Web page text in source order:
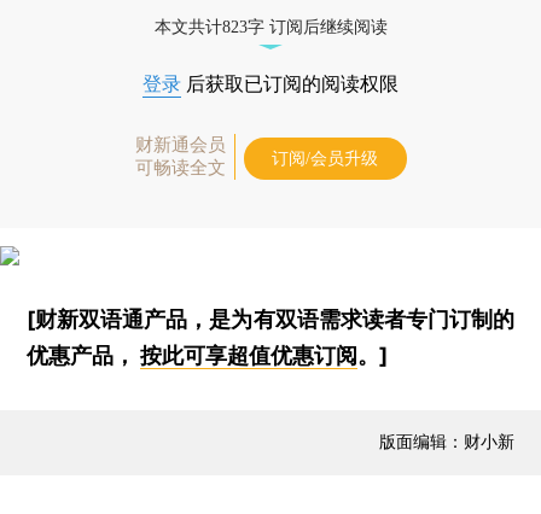
本文共计823字 订阅后继续阅读
登录 后获取已订阅的阅读权限
财新通会员
可畅读全文
订阅/会员升级
[财新双语通产品，是为有双语需求读者专门订制的
优惠产品，按此可享超值优惠订阅 。]
版面编辑：财小新